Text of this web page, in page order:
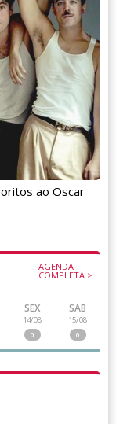
AGENDA
COMPLETA >
SEX
14/08
0
SAB
15/08
0
ao Oscar